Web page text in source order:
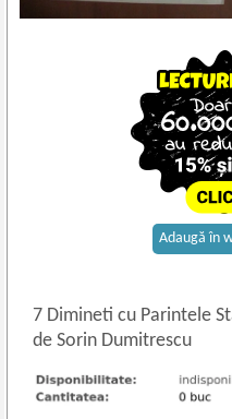
7 Dimineti cu Parintele
de Sorin Dumitrescu
Adaugă în